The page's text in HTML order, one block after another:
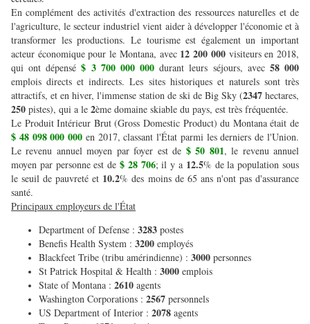
En complément des activités d'extraction des ressources naturelles et de
l'agriculture, le secteur industriel vient aider à développer l'économie et à
transformer les productions. Le tourisme est également un important
acteur économique pour le Montana, avec 12 200 000 visiteurs en 2018,
qui ont dépensé$ 3 700 000 000 durant leurs séjours, avec 58 000
emplois directs et indirects. Les sites historiques et naturels sont très
attractifs, et en hiver, l'immense station de ski de Big Sky (2347 hectares,
250 pistes), qui a le 2ème domaine skiable du pays, est très fréquentée.
Le Produit Intérieur Brut (Gross Domestic Product) du Montana était de
$ 48 098 000 000 en 2017, classant l'État parmi les derniers de l'Union.
Le revenu annuel moyen par foyer est de $ 50 801, le revenu annuel
moyen par personne est de $ 28 706; il y a 12.5% de la population sous
le seuil de pauvreté et 10.2% des moins de 65 ans n'ont pas d'assurance
santé.
Principaux employeurs de l'État
Department of Defense : 3283 postes
Benefis Health System : 3200 employés
Blackfeet Tribe (tribu amérindienne) : 3000 personnes
St Patrick Hospital & Health : 3000 emplois
State of Montana : 2610 agents
Washington Corporations : 2567 personnels
US Department of Interior : 2078 agents